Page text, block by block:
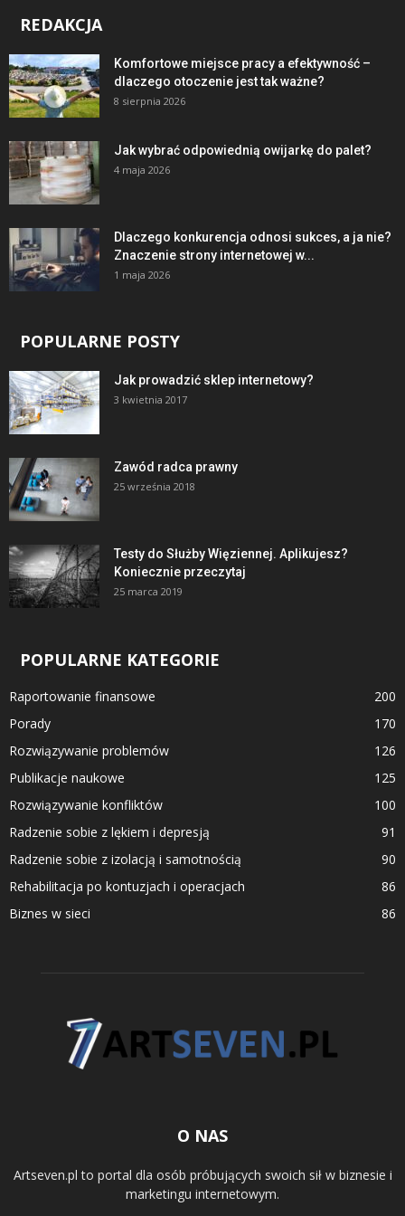
REDAKCJA
Komfortowe miejsce pracy a efektywność –
dlaczego otoczenie jest tak ważne?
8 sierpnia 2026
Jak wybrać odpowiednią owijarkę do palet?
4 maja 2026
Dlaczego konkurencja odnosi sukces, a ja nie?
Znaczenie strony internetowej w...
1 maja 2026
POPULARNE POSTY
Jak prowadzić sklep internetowy?
3 kwietnia 2017
Zawód radca prawny
25 września 2018
Testy do Służby Więziennej. Aplikujesz?
Koniecznie przeczytaj
25 marca 2019
POPULARNE KATEGORIE
Raportowanie finansowe
200
Porady
170
Rozwiązywanie problemów
126
Publikacje naukowe
125
Rozwiązywanie konfliktów
100
Radzenie sobie z lękiem i depresją
91
Radzenie sobie z izolacją i samotnością
90
Rehabilitacja po kontuzjach i operacjach
86
Biznes w sieci
86
O NAS
Artseven.pl to portal dla osób próbujących swoich sił w biznesie i
marketingu internetowym.